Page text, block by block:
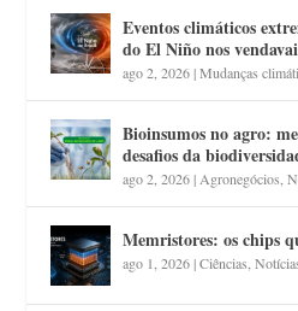
Eventos climáticos
do El Niño nos
ago 2, 2026|Mudanças
Bioinsumos no agro:
desafios da
ago 2, 2026| Agronegócios ,
Memristores: os chips
ago 1, 2026|Ciências ,